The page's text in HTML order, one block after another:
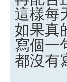
這樣每
如果真
寫個一
都沒有